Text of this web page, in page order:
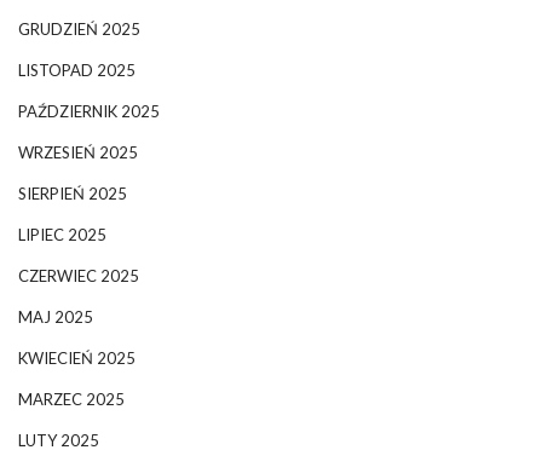
GRUDZIEŃ 2025
LISTOPAD 2025
PAŹDZIERNIK 2025
WRZESIEŃ 2025
SIERPIEŃ 2025
LIPIEC 2025
CZERWIEC 2025
MAJ 2025
KWIECIEŃ 2025
MARZEC 2025
LUTY 2025